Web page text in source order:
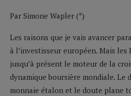
Par Simone Wapler (*)
Les raisons que je vais avancer
à l’investisseur européen. Mais
jusqu’à présent le moteur de la
dynamique boursière mondiale. Le
monnaie étalon et le doute plane